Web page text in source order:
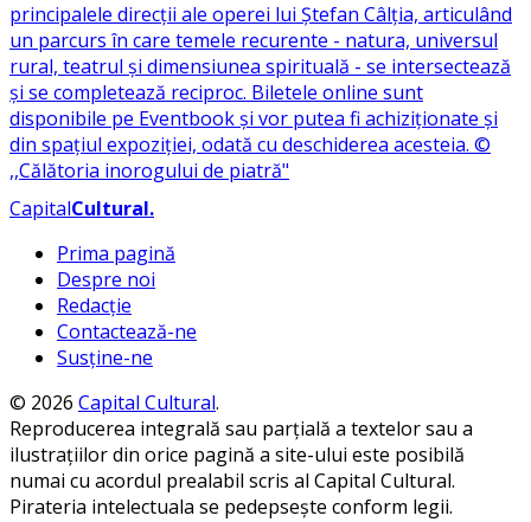
CapitalCultural.
Prima pagină
Despre noi
Redacție
Contactează-ne
Susține-ne
© 2026 Capital Cultural.
Reproducerea integrală sau parțială a textelor sau a
ilustrațiilor din orice pagină a site-ului este posibilă
numai cu acordul prealabil scris al Capital Cultural.
Pirateria intelectuala se pedepsește conform legii.